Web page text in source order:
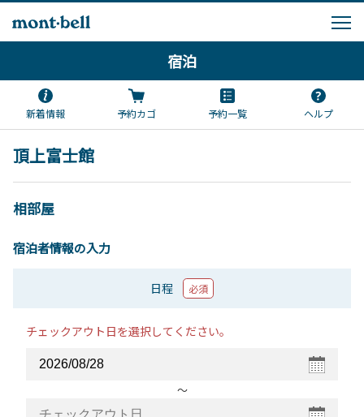
宿泊
新着情報 予約カゴ 予約一覧 ヘルプ
頂上富士館
相部屋
宿泊者情報の入力
日程 必須
チェックアウト日を選択してください。
〜